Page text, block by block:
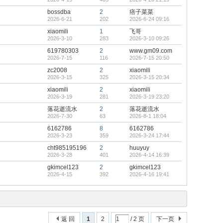
bossdba
2026-6-21
2
202
痞子菜菜
2026-6-24 09:16
xiaomili
2026-3-10
1
283
飞哥
2026-3-10 09:26
619780303
2026-7-15
2
116
www.gm09.com
2026-7-15 20:50
zc2008
2026-3-15
2
325
xiaomili
2026-3-15 20:34
xiaomili
2026-3-19
2
281
xiaomili
2026-3-19 23:20
落花逝流水
2026-7-30
2
63
落花逝流水
2026-8-1 18:04
6162786
2026-3-23
8
359
6162786
2026-3-24 17:44
cht985195196
2026-3-28
2
401
huuyuy
2026-4-14 16:39
gkimcel123
2026-4-15
2
392
gkimcel123
2026-4-16 19:41
1 2 / 2 页 下一页
返 回